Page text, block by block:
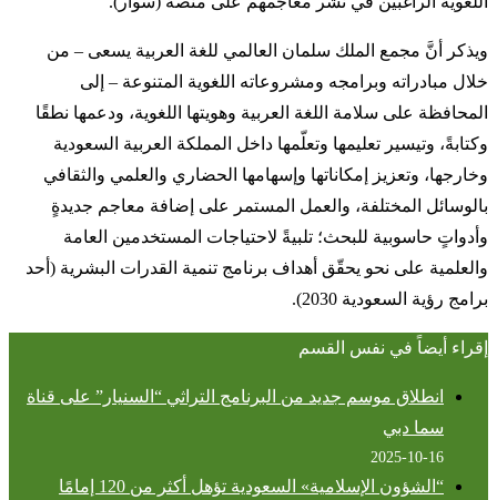
ويذكر أنَّ مجمع الملك سلمان العالمي للغة العربية يسعى – من
خلال مبادراته وبرامجه ومشروعاته اللغوية المتنوعة – إلى
المحافظة على سلامة اللغة العربية وهويتها اللغوية، ودعمها نطقًا
وكتابةً، وتيسير تعليمها وتعلّمها داخل المملكة العربية السعودية
وخارجها، وتعزيز إمكاناتها وإسهامها الحضاري والعلمي والثقافي
بالوسائل المختلفة، والعمل المستمر على إضافة معاجم جديدةٍ
وأدواتٍ حاسوبية للبحث؛ تلبيةً لاحتياجات المستخدمين العامة
والعلمية على نحو يحقّق أهداف برنامج تنمية القدرات البشرية (أحد
برامج رؤية السعودية 2030).
إقراء أيضاً في نفس القسم
انطلاق موسم جديد من البرنامج التراثي “السنيار” على قناة
سما دبي
2025-10-16
“الشؤون الإسلامية» السعودية تؤهل أكثر من 120 إمامًا